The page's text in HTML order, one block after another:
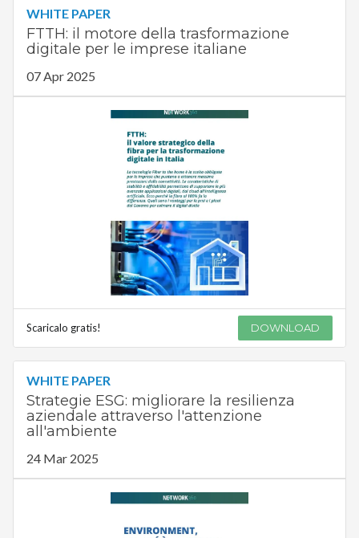
WHITE PAPER
FTTH: il motore della trasformazione
digitale per le imprese italiane
07 Apr 2025
Scaricalo gratis! DOWNLOAD
WHITE PAPER
Strategie ESG: migliorare la resilienza
aziendale attraverso l'attenzione
all'ambiente
24 Mar 2025